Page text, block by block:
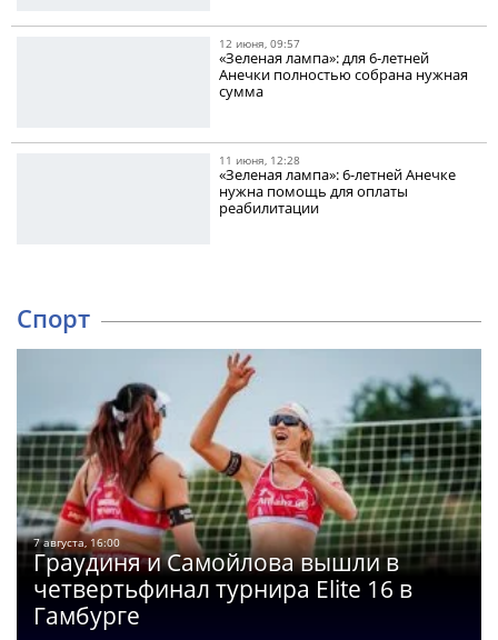
12 июня, 09:57
«Зеленая лампа»: для 6-летней
Анечки полностью собрана нужная
сумма
11 июня, 12:28
«Зеленая лампа»: 6-летней Анечке
нужна помощь для оплаты
реабилитации
Спорт
7 августа, 16:00
Граудиня и Самойлова вышли в
четвертьфинал турнира Elite 16 в
Гамбурге